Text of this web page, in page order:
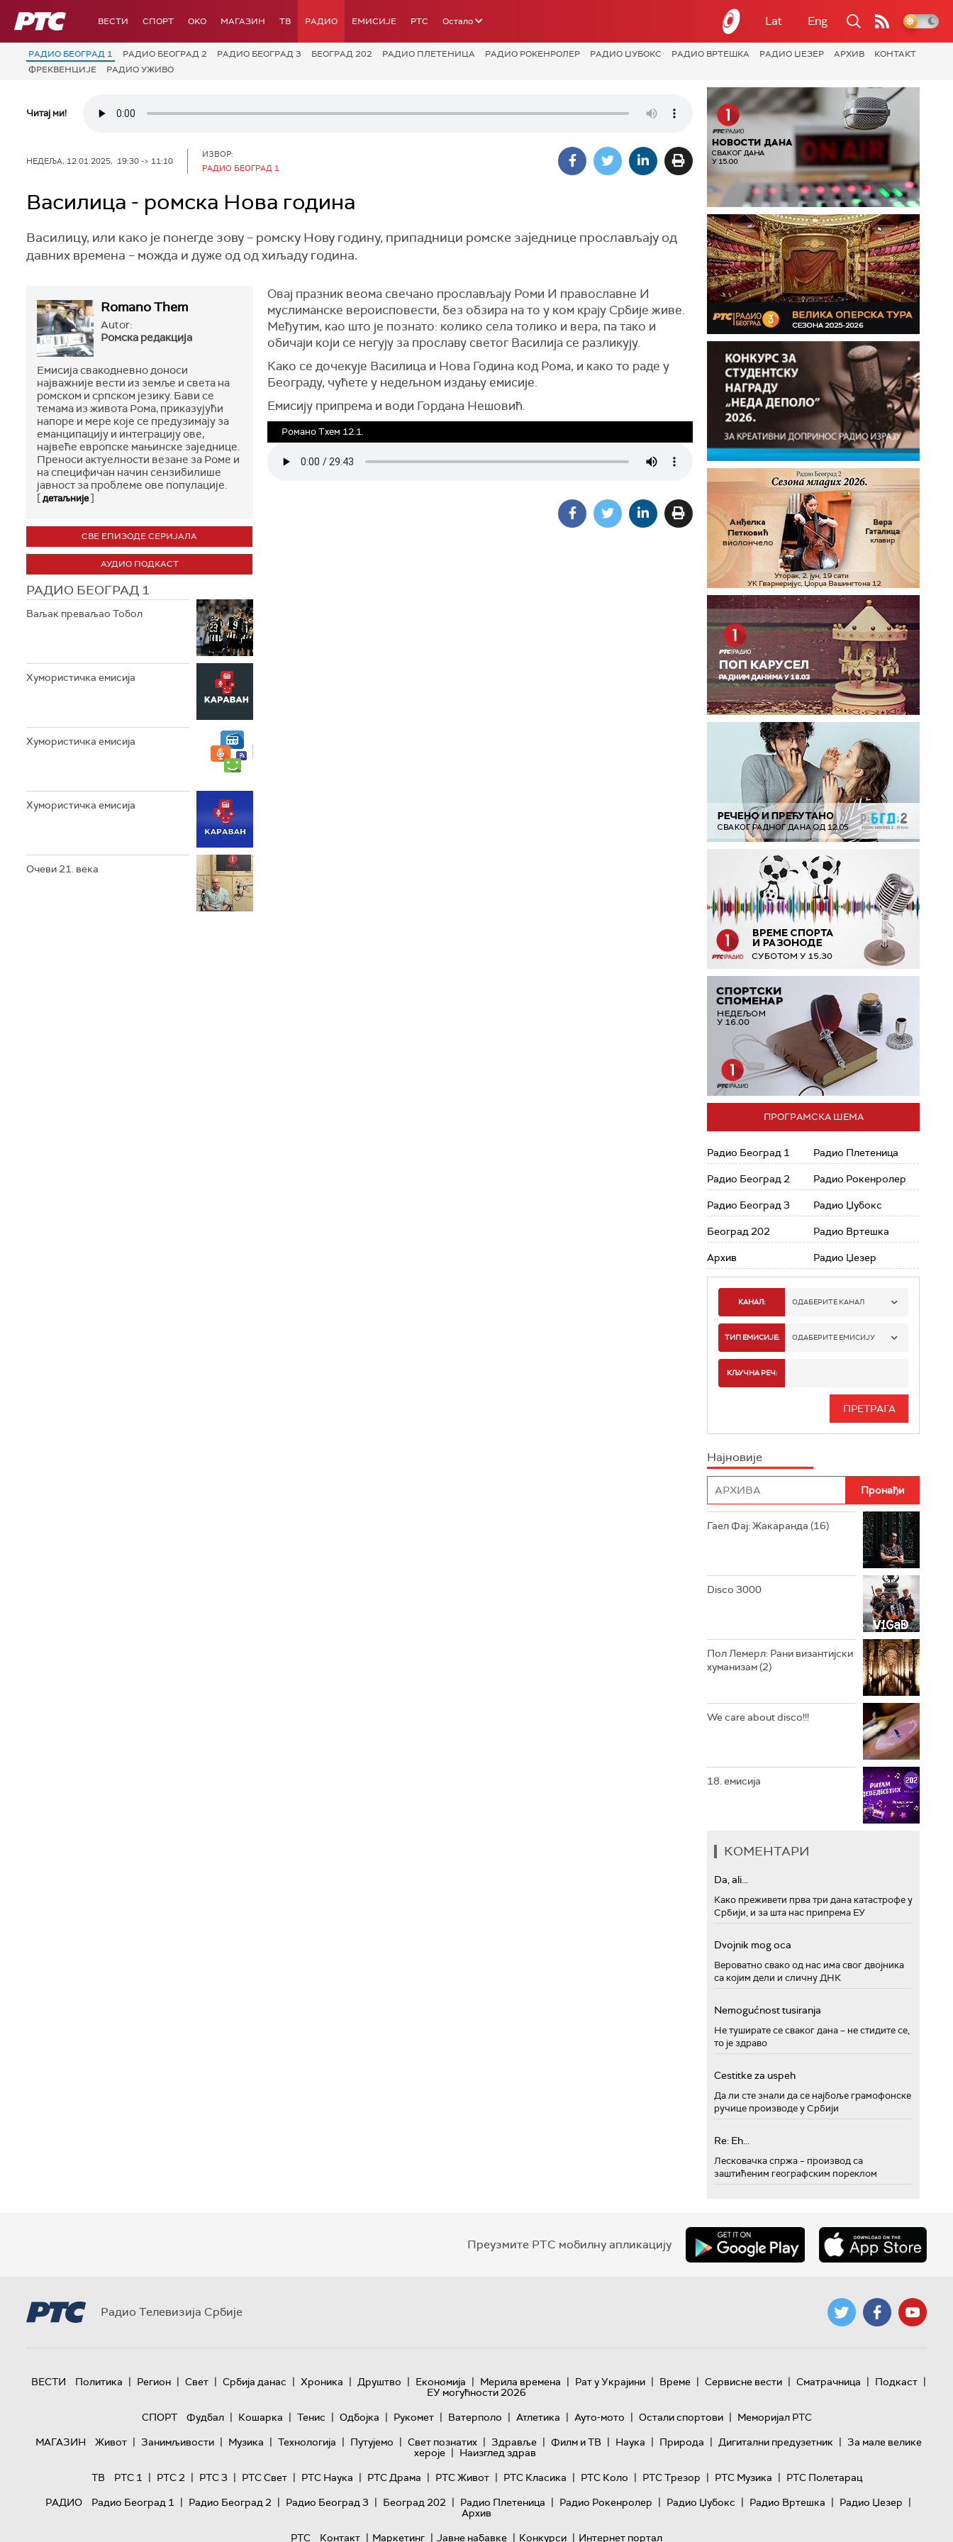
РТС ВЕСТИ СПОРТ OKO МАГАЗИН ТВ РАДИО ЕМИСИЈЕ РТС Остало Lat Eng
РАДИО БЕОГРАД 1 РАДИО БЕОГРАД 2 РАДИО БЕОГРАД 3 БЕОГРАД 202 РАДИО ПЛЕТЕНИЦА РАДИО РОКЕНРОЛЕР РАДИО ЏУБОКС РАДИО ВРТЕШКА РАДИО ЏЕЗЕР АРХИВ
КОНТАКТ
ФРЕКВЕНЦИЈЕ
РАДИО УЖИВО
Читај ми!
НЕДЕЉА, 12.01.2025, 19:30 -> 11:10
ИЗВОР:
РАДИО БЕОГРАД 1
Василица - ромска Нова година
Василицу, или како је понегде зову – ромску Нову годину, припадници ромске заједнице прослављају од
давних времена – можда и дуже од од хиљаду година.
Romano Them
Autor:
Ромска редакција
Емисија свакодневно доноси
најважније вести из земље и света на
ромском и српском језику. Бави се
темама из живота Рома, приказујући
напоре и мере које се предузимају за
еманципацију и интеграцију ове,
највеће европске мањинске заједнице.
Преноси актуелности везане за Роме и
на специфичан начин сензибилише
јавност за проблеме ове популације.
[детаљније]
СВЕ ЕПИЗОДЕ СЕРИЈАЛА
АУДИО ПОДКАСТ
РАДИО БЕОГРАД 1
Ваљак преваљао Тобол
Хумористичка емисија
Хумористичка емисија
Хумористичка емисија
Очеви 21. века
Овај празник веома свечано прослављају Роми И православне И
муслиманске вероисповести, без обзира на то у ком крају Србије живе.
Међутим, као што је познато: колико села толико и вера, па тако и
обичаји који се негују за прославу светог Василија се разликују.
Како се дочекује Василица и Нова Година код Рома, и како то раде у
Београду, чућете у недељном издању емисије.
Емисију припрема и води Гордана Нешовић.
Романо Тхем 12.1.
ПРОГРАМСКА ШЕМА
Радио Београд 1
Радио Београд 2
Радио Београд 3
Београд 202
Архив
Радио Плетеница
Радио Рокенролер
Радио Џубокс
Радио Вртешка
Радио Џезер
КАНАЛ: ОДАБЕРИТЕ КАНАЛ
РАДИО БЕОГРАД 1
РАДИО БЕОГРАД 3
РАДИО РОКЕНРОЛЕР
РАДИО ЏУБОКС
РАДИО ВРТЕШКА
РАДИО ЏЕЗЕР
ТИП ЕМИСИЈЕ: ОДАБЕРИТЕ ЕМИСИЈУ
ИНФО
КЉУЧНА РЕЧ:
Најновије
Гаел Фај: Жакаранда (16)
Disco 3000
Пол Лемерл: Рани византијски
хуманизам (2)
We care about disco!!!
18. емисија
КОМЕНТАРИ
Da, ali...
Како преживети прва три дана катастрофе у
Србији, и за шта нас припрема ЕУ
Dvojnik mog oca
Вероватно свако од нас има свог двојника
са којим дели и сличну ДНК
Nemogućnost tusiranja
Не туширате се сваког дана – не стидите се,
то је здраво
Cestitke za uspeh
Да ли сте знали да се најбоље грамофонске
ручице производе у Србији
Re: Eh...
Лесковачка спржа – производ са
заштићеним географским пореклом
Преузмите РТС мобилну апликацију
Радио Телевизија Србије
ВЕСТИ Политика | Регион | Свет | Србија данас | Хроника | Друштво | Економија | Мерила времена | Рат у Украјини | Време | Сервисне вести | Сматрачница | Подкаст |
ЕУ могућности 2026
СПОРТ
Фудбал | Кошарка | Тенис | Одбојка | Рукомет | Ватерполо | Атлетика | Ауто-мото | Остали спортови | Меморијал РТС
МАГАЗИН
Живот | Занимљивости | Музика | Технологијa | Путујемо | Свет познатих | Здравље | Филм и ТВ | Наука | Природа | Дигитални предузетник | За мале велике
хероје | Наизглед здрав
ТВ
РТС 1 | РТС 2 | РТС 3 | РТС Свет | РТС Наука | РТС Драма | РТС Живот | РТС Класика | РТС Коло | РТС Трезор | РТС Музика | РТС Полетарац
РАДИО
Радио Београд 1 | Радио Београд 2 | Радио Београд 3 | Београд 202 | Радио Плетеница | Радио Рокенролер | Радио Џубокс | Радио Вртешка | Радио Џезер |
Архив
РТС
Контакт | Маркетинг | Јавне набавке | Конкурси | Интернет портал